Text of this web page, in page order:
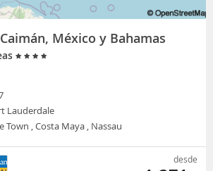
México y Bahamas
Lauderdale
Town , Costa Maya , Nassau
desde